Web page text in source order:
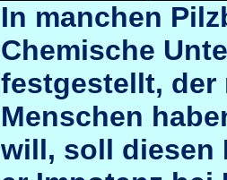
In manchen
Chemische
festgestellt, der
Menschen
will, soll diesen